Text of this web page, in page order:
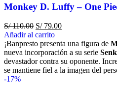
Monkey D. Luffy – One
S/110.00 S/79.00
Añadir al carrito
¡Banpresto presenta una figura de
nueva incorporación a su serie
devastador contra su oponente.
se mantiene fiel a la imagen del
-17%